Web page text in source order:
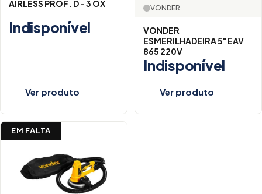
AIRLESS PROF. D - 3 OX
Indisponível
Ver produto
VONDER
VONDER
ESMERILHADEIRA 5" EAV
865 220V
Indisponível
Ver produto
EM FALTA